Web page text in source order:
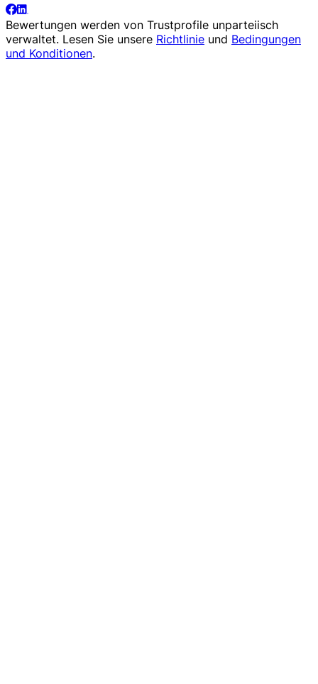
Bewertungen werden von Trustprofile unparteiisch
verwaltet. Lesen Sie unsere Richtlinie und Bedingungen
und Konditionen.